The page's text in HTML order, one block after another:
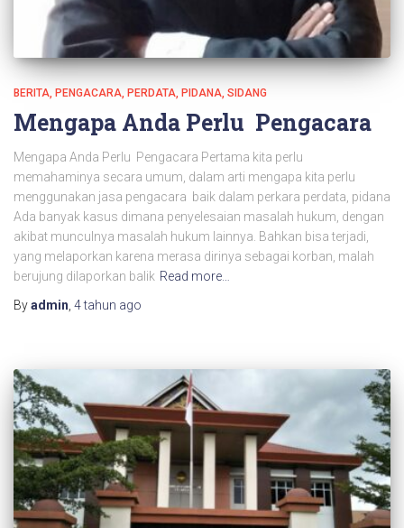
BERITA PENGACARA PERDATA PIDANA SIDANG
Mengapa Anda Perlu Pengacara
Mengapa Anda Perlu Pengacara Pertama kita perlu
memahaminya secara umum, dalam arti mengapa kita perlu
menggunakan jasa pengacara baik dalam perkara perdata, pidana
Ada banyak kasus dimana penyelesaian masalah hukum, dengan
akibat munculnya masalah hukum lainnya. Bahkan bisa terjadi,
yang melaporkan karena merasa dirinya sebagai korban, malah
berujung dilaporkan balik Read more…
Byadmin 4 tahun ago